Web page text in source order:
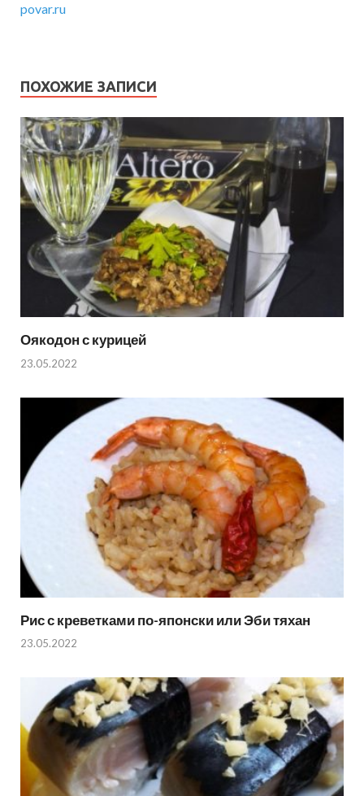
povar.ru
ПОХОЖИЕ ЗАПИСИ
Оякодон с курицей
23.05.2022
Рис с креветками по-японски или Эби тяхан
23.05.2022